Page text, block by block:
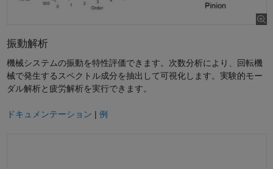
振動解析
機械システムの振動を特性評価できます。次数分析により、回転機
械で発生するスペクトル成分を抽出して可視化します。実験的モー
ダル解析と疲労解析を実行できます。
ドキュメンテーション | 例